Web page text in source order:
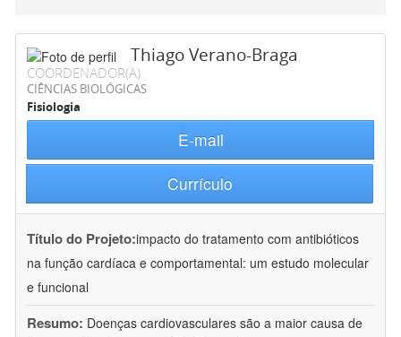
Thiago Verano-Braga
COORDENADOR(A)
CIÊNCIAS BIOLÓGICAS
Fisiologia
E-mail
Currículo
Título do Projeto:impacto do tratamento com antibióticos
na função cardíaca e comportamental: um estudo molecular
e funcional
Resumo: Doenças cardiovasculares são a maior causa de